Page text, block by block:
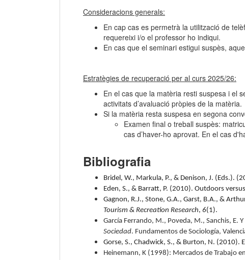
Consideracions generals:
En cap cas es permetrà la utilització de
requereixi i/o el professor ho indiqui.
En cas que el seminari estigui suspès,
Estratègies de recuperació per al curs 2025/26:
En el cas que la matèria resti suspesa i el
activitats d’avaluació pròpies de la matèria.
Si la matèria resta suspesa en segona
Examen final o treball suspès:
cas d’haver-ho aprovat. En el cas
Bibliografia
Bridel, W., Markula, P., & Denison, J. (Eds.).
Eden, S., & Barratt, P. (2010). Outdoors
Gagnon, R.J., Stone, G.A., Garst, B.A., &
Tourism & Recreation Research, 6(1).
García Ferrando, M., Poveda, M., Sanchis, E.
Sociedad. Fundamentos de Sociología,
Gorse, S., Chadwick, S., & Burton, N. (2010).
Heinemann, K (1998): Mercados de Trabajo